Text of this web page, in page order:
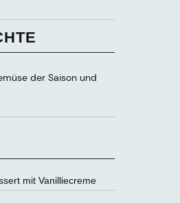
der Saison und
mit Vanilliecreme